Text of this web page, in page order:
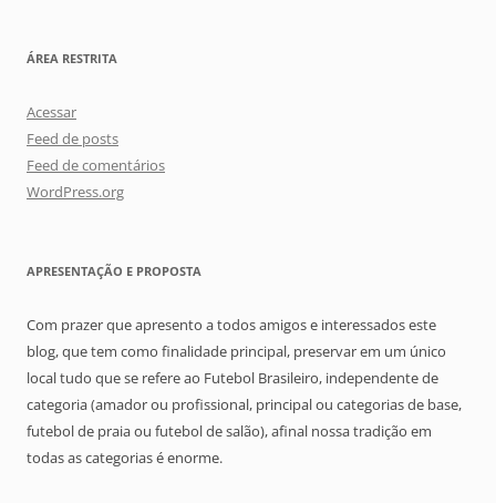
ÁREA RESTRITA
Acessar
Feed de posts
Feed de comentários
WordPress.org
APRESENTAÇÃO E PROPOSTA
Com prazer que apresento a todos amigos e interessados este
blog, que tem como finalidade principal, preservar em um único
local tudo que se refere ao Futebol Brasileiro, independente de
categoria (amador ou profissional, principal ou categorias de base,
futebol de praia ou futebol de salão), afinal nossa tradição em
todas as categorias é enorme.